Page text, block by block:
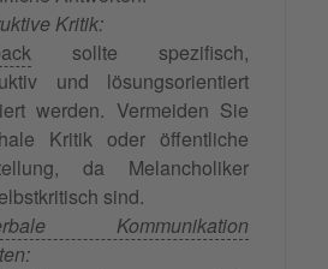
Kritik:
sollte spezifisch,
und lösungsorientiert
werden. Vermeiden Sie
Kritik oder öffentliche
da Melancholiker
sind.
Kommunikation